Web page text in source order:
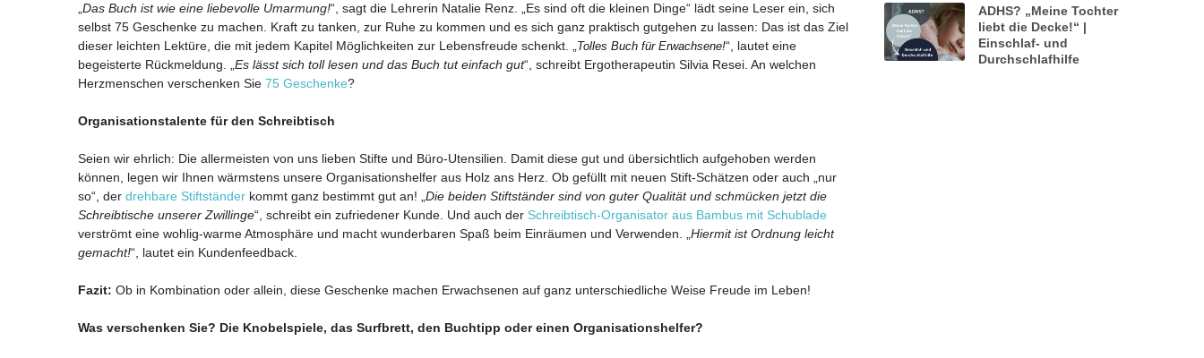
„Das Buch ist wie eine liebevolle Umarmung!“, sagt die Lehrerin Natalie Renz. „Es sind oft die kleinen Dinge“ lädt seine Leser ein, sich
selbst 75 Geschenke zu machen. Kraft zu tanken, zur Ruhe zu kommen und es sich ganz praktisch gutgehen zu lassen: Das ist das Ziel
dieser leichten Lektüre, die mit jedem Kapitel Möglichkeiten zur Lebensfreude schenkt. „Tolles Buch für Erwachsene!“, lautet eine
begeisterte Rückmeldung. „Es lässt sich toll lesen und das Buch tut einfach gut“, schreibt Ergotherapeutin Silvia Resei. An welchen
Herzmenschen verschenken Sie 75 Geschenke?
Organisationstalente für den Schreibtisch
Seien wir ehrlich: Die allermeisten von uns lieben Stifte und Büro-Utensilien. Damit diese gut und übersichtlich aufgehoben werden
können, legen wir Ihnen wärmstens unsere Organisationshelfer aus Holz ans Herz. Ob gefüllt mit neuen Stift-Schätzen oder auch „nur
so“, der drehbare Stiftständer kommt ganz bestimmt gut an! „Die beiden Stiftständer sind von guter Qualität und schmücken jetzt die
Schreibtische unserer Zwillinge“, schreibt ein zufriedener Kunde. Und auch der Schreibtisch-Organisator aus Bambus mit Schublade
verströmt eine wohlig-warme Atmosphäre und macht wunderbaren Spaß beim Einräumen und Verwenden. „Hiermit ist Ordnung leicht
gemacht!“, lautet ein Kundenfeedback.
Fazit: Ob in Kombination oder allein, diese Geschenke machen Erwachsenen auf ganz unterschiedliche Weise Freude im Leben!
Was verschenken Sie? Die Knobelspiele, das Surfbrett, den Buchtipp oder einen Organisationshelfer?
ADHS? „Meine Tochter
liebt die Decke!“ |
Einschlaf- und
Durchschlafhilfe